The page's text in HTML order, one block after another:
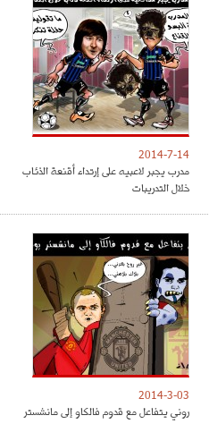
2014-7-14
مدرب يجبر لاعبيه على إرتداء أقنعة الذئاب
خلال التدريبات
2014-3-03
روني يتفاعل مع قدوم فالكاو إلى مانشستر